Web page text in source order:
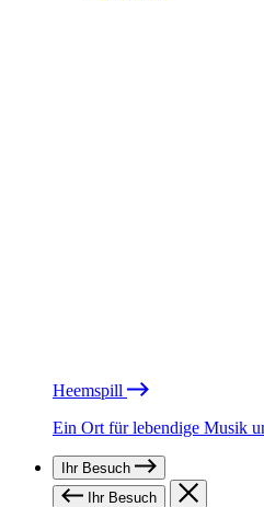
Heemspill
Ein Ort für lebendige Musik
Ihr Besuch
Ihr Besuch